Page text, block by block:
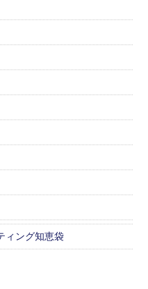
ィング知恵袋